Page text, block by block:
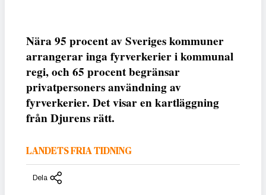
Nära 95 procent av Sveriges kommuner
arrangerar inga fyrverkerier i kommunal
regi, och 65 procent begränsar
privatpersoners användning av
fyrverkerier. Det visar en kartläggning
från Djurens rätt.
LANDETS FRIA TIDNING
Dela